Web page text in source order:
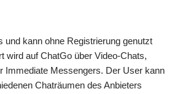
und kann ohne Registrierung genutzt
wird auf ChatGo über Video-Chats,
Immediate Messengers. Der User kann
Chaträumen des Anbieters